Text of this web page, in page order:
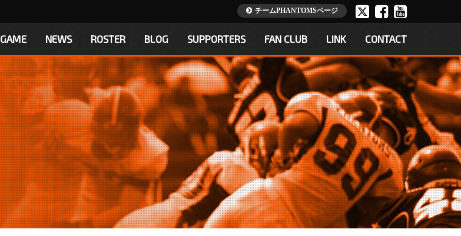
チームPHANTOMSページ
GAME NEWS ROSTER BLOG SUPPORTERS FAN CLUB LINK CONTACT